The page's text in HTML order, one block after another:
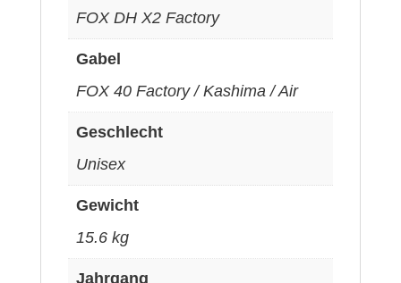
FOX DH X2 Factory
Gabel
FOX 40 Factory / Kashima / Air
Geschlecht
Unisex
Gewicht
15.6 kg
Jahrgang